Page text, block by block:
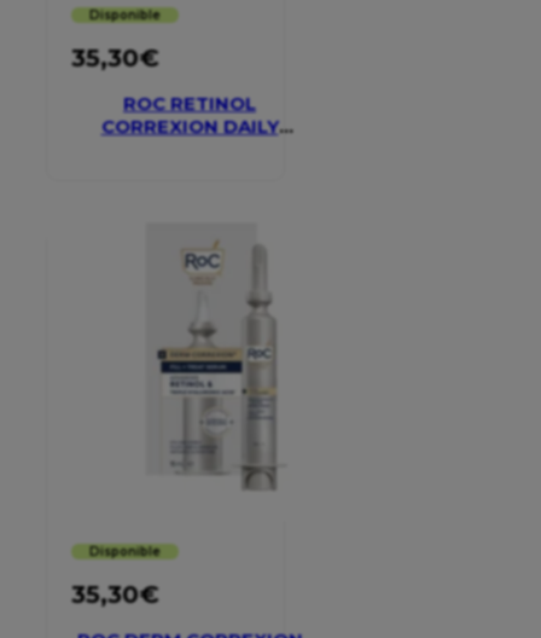
Disponible
35,30€
ROC RETINOL
CORREXION DAILY
Disponible
35,30€